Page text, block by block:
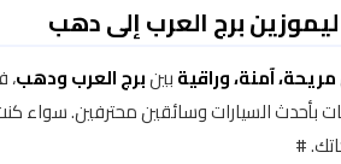
برج العرب إلى دهب
مريحة، آمنة، وراقيةبينبرج العرب ودهب،
بأحدث السيارات وسائقين محترفين. سواء
#